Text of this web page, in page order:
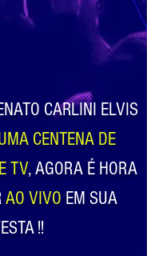
CARLINI ELVIS
CENTENA DE
TV, AGORA É HORA
AO VIVO EM SUA
!!